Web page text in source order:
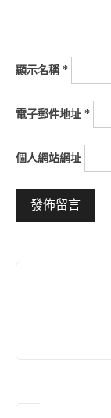
顯示名稱*
電子郵件地址 *
個人網站網址